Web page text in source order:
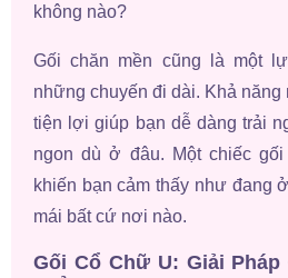
không nào?
Gối chăn mền cũng là một
những chuyến đi dài. Khả năng
tiện lợi giúp bạn dễ dàng trải
ngon dù ở đâu. Một chiếc
khiến bạn cảm thấy như đang
mái bất cứ nơi nào.
Gối Cổ Chữ U: Giải